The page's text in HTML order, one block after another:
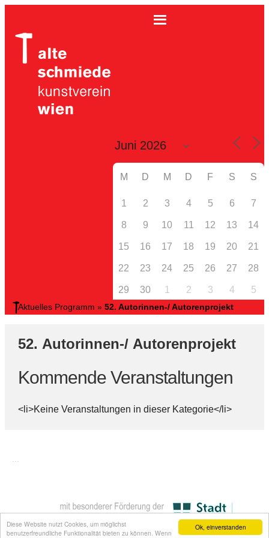
Ok, einverstanden
Diese Website nutzt Cookies, um möglichst
benutzerfreundliche Funktionalität bieten zu können. Wenn
M D M D F S S
1 2 3 4 5 6 7
8 9 10 11 12 13 14
15 16 17 18 19 20 21
22 23 24 25 26 27 28
29 30 1 2 3 4 5
Aktuelles Programm » 52. Autorinnen-/ Autorenprojekt
52. Autorinnen-/ Autorenprojekt
Kommende Veranstaltungen
<li>Keine Veranstaltungen in dieser Kategorie</li>